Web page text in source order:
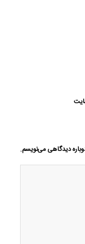
دیدگاهی می‌نویسم.